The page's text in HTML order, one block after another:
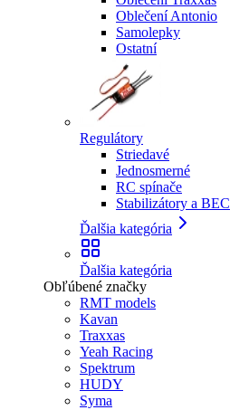
Oblečení Antonio
Samolepky
Ostatní
Regulátory
Striedavé
Jednosmerné
RC spínače
Stabilizátory a BEC
Ďalšia kategória
Ďalšia kategória
Obľúbené značky
RMT models
Kavan
Traxxas
Yeah Racing
Spektrum
HUDY
Syma